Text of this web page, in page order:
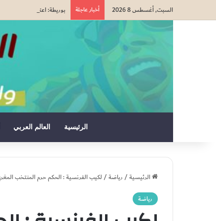
السبت, أغسطس 8 2026 أخبار عاجلة بوريطة: اعتراف كولومبيا
الرئيسية العالم العربي
الرئيسية/رياضة/لكيب الفرنسية : الحكم حرم المنتخب
رياضة